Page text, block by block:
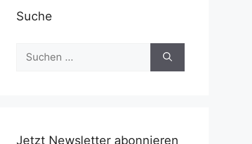
Suche
Suchen
nach:
Jetzt Newsletter abonnieren